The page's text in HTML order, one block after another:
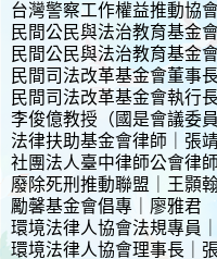
台灣警察工作權益推動協
民間公民與法治教育基金
民間公民與法治教育基金
民間司法改革基金會董事
民間司法改革基金會執行
李俊億教授（國是會議委員
法律扶助基金會律師｜張
社團法人臺中律師公會律
廢除死刑推動聯盟｜王顥
勵馨基金會倡專｜廖雅君
環境法律人協會法規專員
環境法律人協會理事長｜